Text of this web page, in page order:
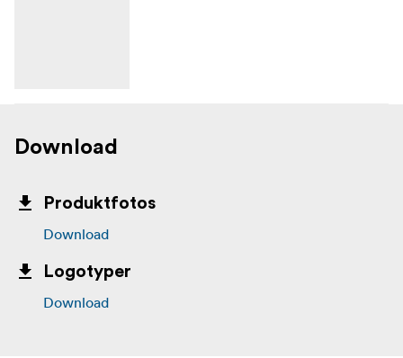
Download
Produktfotos
Download
Logotyper
Download